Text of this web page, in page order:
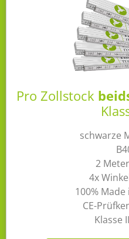
Pro Zollstock
schwarze
2
4x
100%
CE-
Klasse